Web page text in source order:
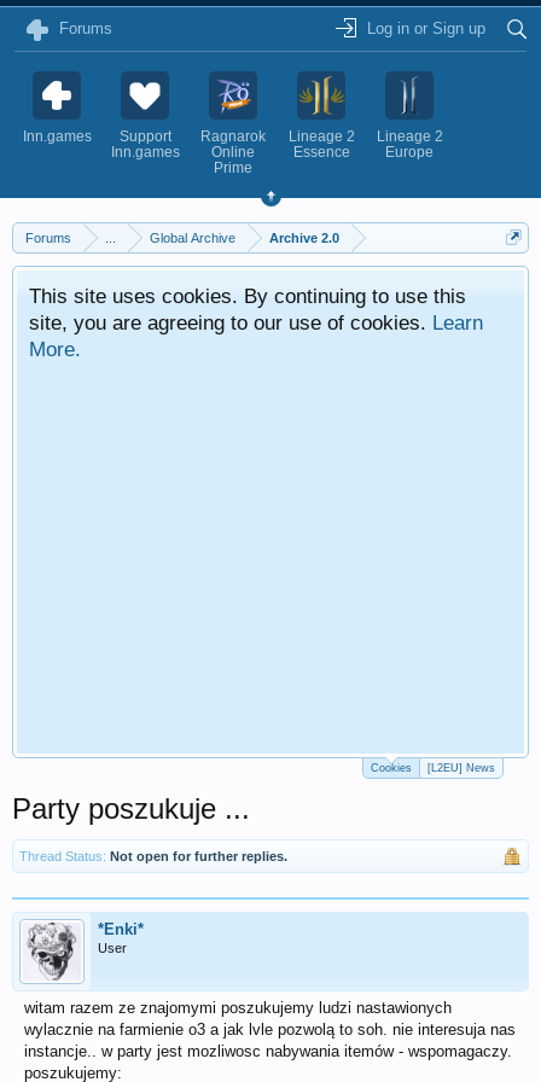
Forums Log in or Sign up
Inn.games
Support
Inn.games
Ragnarok
Online
Prime
Lineage 2
Essence
Lineage 2
Europe
Forums Global Archive Archive 2.0
This site uses cookies. By continuing to use this
site, you are agreeing to our use of cookies. Learn
More.
Cookies [L2EU] News
Party poszukuje ...
Thread Status: Not open for further replies.
*Enki*
User
witam razem ze znajomymi poszukujemy ludzi nastawionych
wylacznie na farmienie o3 a jak lvle pozwolą to soh. nie interesuja nas
instancje.. w party jest mozliwosc nabywania itemów - wspomagaczy.
poszukujemy: